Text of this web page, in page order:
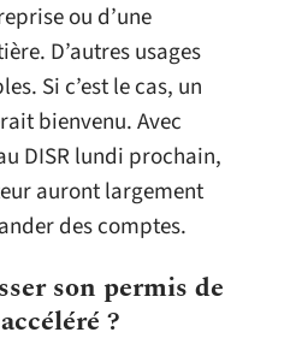
ou d’une
D’autres usages
Si c’est le cas, un
bienvenu. Avec
DISR lundi prochain,
auront largement
des comptes.
son permis de
?